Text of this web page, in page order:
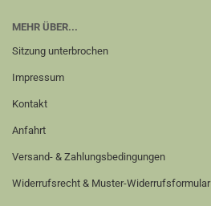
MEHR ÜBER...
Sitzung unterbrochen
Impressum
Kontakt
Anfahrt
Versand- & Zahlungsbedingungen
Widerrufsrecht & Muster-Widerrufsformular